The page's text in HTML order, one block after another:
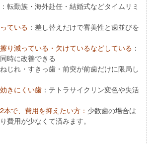
：転勤族・海外赴任・結婚式などタイムリミ
ている ：差し替えだけで審美性と歯並びを
り減っている・欠けているなどしている ：
時に改善できる
ねじれ・すきっ歯・前突が前歯だけに限局し
きにくい歯 ：テトラサイクリン変色や失活
で、費用を抑えたい方： 少数歯の場合は
費用が少なくて済みます。